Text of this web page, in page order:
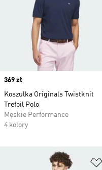
Price
369 zł
Koszulka Originals Twistknit
Trefoil Polo
Męskie Performance
4 kolory